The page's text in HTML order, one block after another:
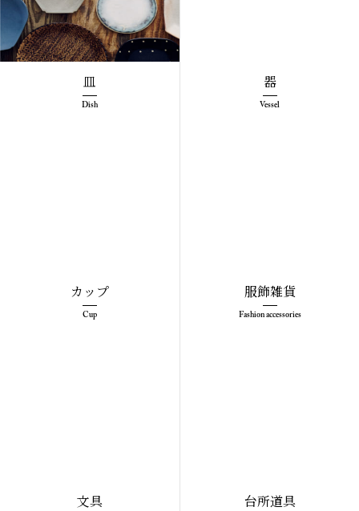
皿
Dish
器
Vessel
カップ
Cup
服飾雑貨
Fashion accessories
文具 台所道具